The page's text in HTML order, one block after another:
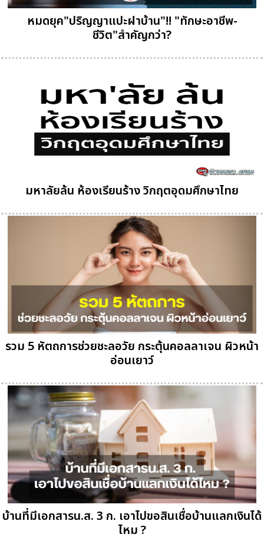
หมดยุค"ปริญญาแปะฝาบ้าน"!! "ทักษะอาชีพ-
ชีวิต"สำคัญกว่า?
มหาลัยล้น ห้องเรียนร้าง วิกฤตอุดมศึกษาไทย
รวม 5 หัตถการช่วยชะลอวัย กระตุ้นคอลลาเจน ผิวหน้า
อ่อนเยาว์
บ้านที่มีเอกสารน.ส. 3 ก. เอาไปขอสินเชื่อบ้านแลกเงินได้
ไหม ?